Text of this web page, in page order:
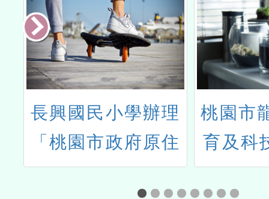
長興國民小學辦理
「桃園市政府原住
民族教育資源中心
桃園市
育及科
年05月